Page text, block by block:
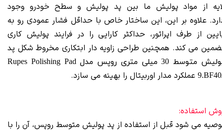
از مواد پولیش ما بین پد پولیش و سطح خودرو وجود
علاوه بر این، این ساختار خاص با حداقل فشار عمودی رو به
از طرف اپراتور، حداکثر کارایی را در فرایند پولیش کاری
می کند. همچنین طراحی زاویه دار ابتکاری مخروط شکل پد
پولیش متوسط 30 میلی متری روپس مدل Rupes Polishing Pad
عملکرد مدار اوربیتال را بهینه می سازد.
استفاده:
می شود قبل از استفاده از پد پولیش متوسط روپس، آن را با